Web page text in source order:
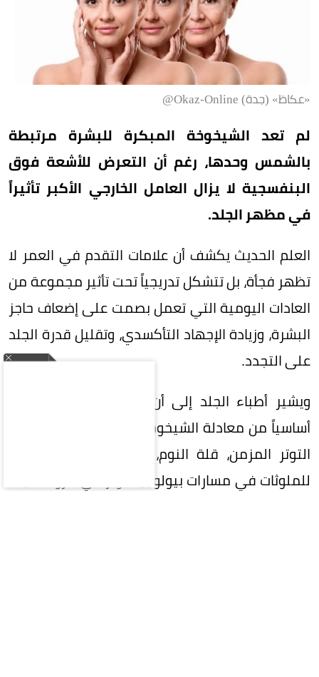
«عكاظ» (جدة) Okaz-Online@
لم تعد الشيخوخة المبكرة للبشرة مرتبطة
بالشمس وحدها، رغم أن التعرض للأشعة فوق
البنفسجية لا يزال العامل الخارجي الأكبر تأثيراً
في مظهر الجلد.
العلم الحديث يكشف أن علامات التقدم في العمر لا
تظهر فجأة، بل تتشكل تدريجياً تحت تأثير مجموعة من
العادات اليومية التي تعمل بصمت على إضعاف حاجز
البشرة، وزيادة الإجهاد التأكسدي، وتقليل قدرة الجلد
على التجدد.
ويشير أطباء الجلد إلى أن نمط الحياة أصبح جزءاً
أساسياً من معادلة الشيخوخة، إذ تتداخل عوامل مثل
التوتر المزمن، قلة النوم، سوء التغذية، والتعرض
للملوثات في مسارات بيولوجية تؤثر في مرونة الجلد